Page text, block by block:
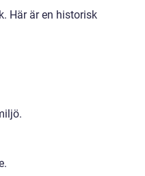
Här är en historisk